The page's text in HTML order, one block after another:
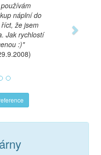
náplní do
že jsem
Jak rychlostí
:)"